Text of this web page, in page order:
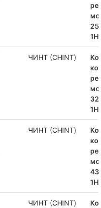
ЧИНТ (CHINT)
ЧИНТ (CHINT)
ЧИНТ (CHINT)